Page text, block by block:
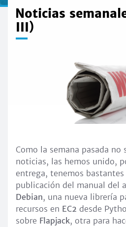
Noticias
III)
Como la semana pasada no
noticias, las hemos unido,
entrega, tenemos
publicación del manual del
Debian, una nueva librería
recursos en EC2 desde
sobre Flapjack, otra para